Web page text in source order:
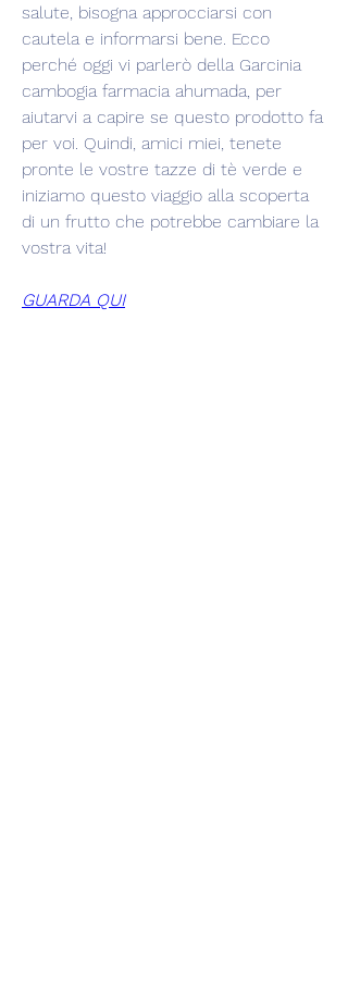
salute, bisogna approcciarsi con
cautela e informarsi bene. Ecco
perché oggi vi parlerò della Garcinia
cambogia farmacia ahumada, per
aiutarvi a capire se questo prodotto fa
per voi. Quindi, amici miei, tenete
pronte le vostre tazze di tè verde e
iniziamo questo viaggio alla scoperta
di un frutto che potrebbe cambiare la
vostra vita!
GUARDA QUI